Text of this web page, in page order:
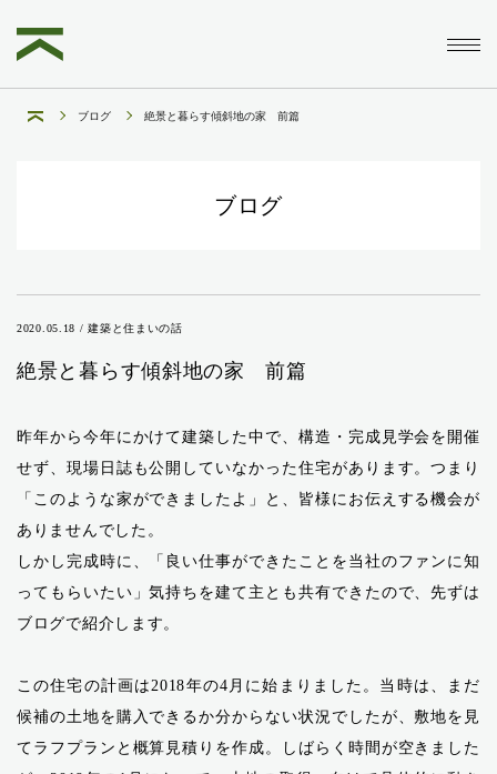
ブログ 絶景と暮らす傾斜地の家 前篇
ブログ
2020.05.18 / 建築と住まいの話
絶景と暮らす傾斜地の家 前篇
昨年から今年にかけて建築した中で、構造・完成見学会を開催
せず、現場日誌も公開していなかった住宅があります。つまり
「このような家ができましたよ」と、皆様にお伝えする機会が
ありませんでした。
しかし完成時に、「良い仕事ができたことを当社のファンに知
ってもらいたい」気持ちを建て主とも共有できたので、先ずは
ブログで紹介します。
この住宅の計画は2018年の4月に始まりました。当時は、まだ
候補の土地を購入できるか分からない状況でしたが、敷地を見
てラフプランと概算見積りを作成。しばらく時間が空きました